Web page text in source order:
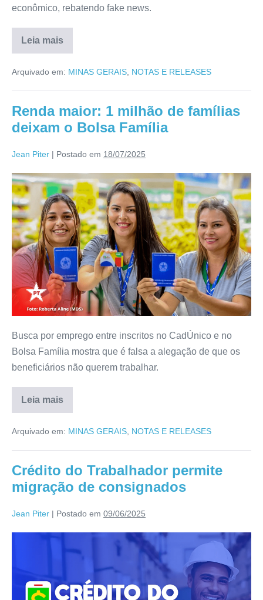
econômico, rebatendo fake news.
Leia mais
Arquivado em: MINAS GERAIS, NOTAS E RELEASES
Renda maior: 1 milhão de famílias
deixam o Bolsa Família
Jean Piter | Postado em 18/07/2025
Busca por emprego entre inscritos no CadÚnico e no
Bolsa Família mostra que é falsa a alegação de que os
beneficiários não querem trabalhar.
Leia mais
Arquivado em: MINAS GERAIS NOTAS E RELEASES
Crédito do Trabalhador permite
migração de consignados
Jean Piter | Postado em 09/06/2025